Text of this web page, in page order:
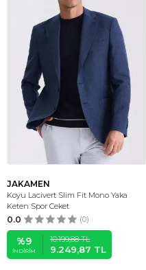
JAKAMEN
Koyu Lacivert Slim Fit Mono Yaka
Keten Spor Ceket
0.0 (0)
%9
İNDIRIM
10.199,88TL
9.249,87 TL